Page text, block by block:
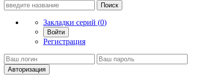
Поиск
Закладки серий (0)
Войти
Регистрация
Авторизация